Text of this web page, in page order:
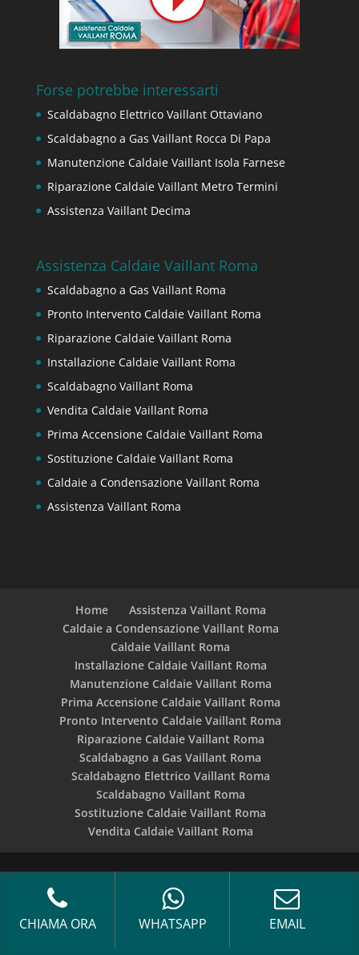
Forse potrebbe interessarti
Scaldabagno Elettrico Vaillant Ottaviano
Scaldabagno a Gas Vaillant Rocca Di Papa
Manutenzione Caldaie Vaillant Isola Farnese
Riparazione Caldaie Vaillant Metro Termini
Assistenza Vaillant Decima
Assistenza Caldaie Vaillant Roma
Scaldabagno a Gas Vaillant Roma
Pronto Intervento Caldaie Vaillant Roma
Riparazione Caldaie Vaillant Roma
Installazione Caldaie Vaillant Roma
Scaldabagno Vaillant Roma
Vendita Caldaie Vaillant Roma
Prima Accensione Caldaie Vaillant Roma
Sostituzione Caldaie Vaillant Roma
Caldaie a Condensazione Vaillant Roma
Assistenza Vaillant Roma
Home
Assistenza Vaillant Roma
Caldaie a Condensazione Vaillant Roma
Caldaie Vaillant Roma
Installazione Caldaie Vaillant Roma
Manutenzione Caldaie Vaillant Roma
Prima Accensione Caldaie Vaillant Roma
Pronto Intervento Caldaie Vaillant Roma
Riparazione Caldaie Vaillant Roma
Scaldabagno a Gas Vaillant Roma
Scaldabagno Elettrico Vaillant Roma
Scaldabagno Vaillant Roma
Sostituzione Caldaie Vaillant Roma
Vendita Caldaie Vaillant Roma
COPYRIGHT [c] 2019 by -Realizzazione siti internet
Solution Group Communication
Siti Roma
CHIAMA ORA WHATSAPP EMAIL